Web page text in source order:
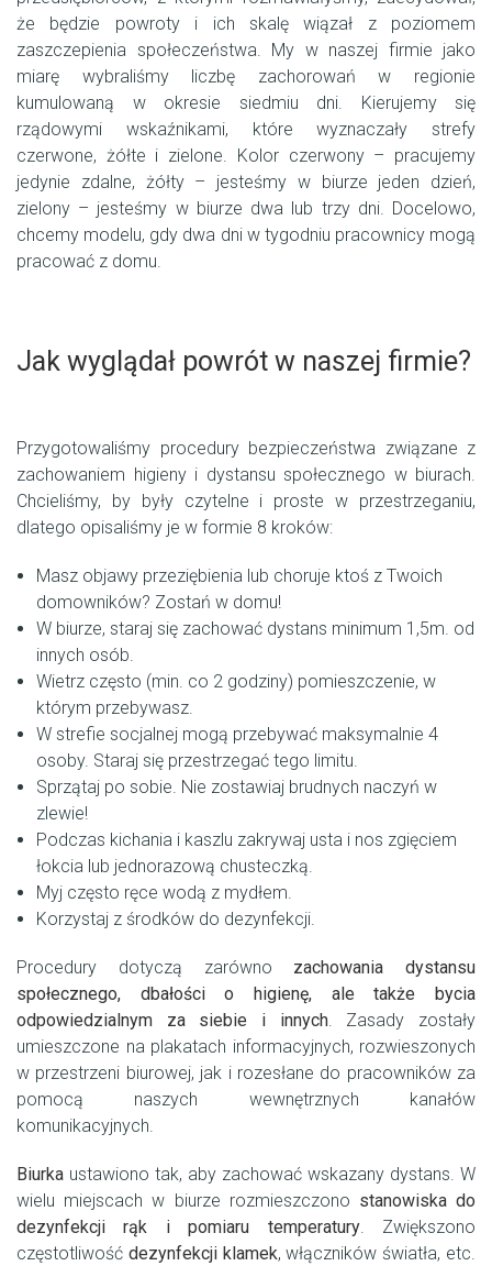
że będzie powroty i ich skalę wiązał z poziomem
zaszczepienia społeczeństwa. My w naszej firmie jako
miarę wybraliśmy liczbę zachorowań w regionie
kumulowaną w okresie siedmiu dni. Kierujemy się
rządowymi wskaźnikami, które wyznaczały strefy
czerwone, żółte i zielone. Kolor czerwony – pracujemy
jedynie zdalne, żółty – jesteśmy w biurze jeden dzień,
zielony – jesteśmy w biurze dwa lub trzy dni. Docelowo,
chcemy modelu, gdy dwa dni w tygodniu pracownicy mogą
pracować z domu.
Jak wyglądał powrót w naszej firmie?
Przygotowaliśmy procedury bezpieczeństwa związane z
zachowaniem higieny i dystansu społecznego w biurach.
Chcieliśmy, by były czytelne i proste w przestrzeganiu,
dlatego opisaliśmy je w formie 8 kroków:
Masz objawy przeziębienia lub choruje ktoś z Twoich
domowników? Zostań w domu!
W biurze, staraj się zachować dystans minimum 1,5m. od
innych osób.
Wietrz często (min. co 2 godziny) pomieszczenie, w
którym przebywasz.
W strefie socjalnej mogą przebywać maksymalnie 4
osoby. Staraj się przestrzegać tego limitu.
Sprzątaj po sobie. Nie zostawiaj brudnych naczyń w
zlewie!
Podczas kichania i kaszlu zakrywaj usta i nos zgięciem
łokcia lub jednorazową chusteczką.
Myj często ręce wodą z mydłem.
Korzystaj z środków do dezynfekcji.
Procedury dotyczą zarówno zachowania dystansu
społecznego, dbałości o higienę, ale także bycia
odpowiedzialnym za siebie i innych. Zasady zostały
umieszczone na plakatach informacyjnych, rozwieszonych
w przestrzeni biurowej, jak i rozesłane do pracowników za
pomocą naszych wewnętrznych kanałów
komunikacyjnych.
Biurka ustawiono tak, aby zachować wskazany dystans. W
wielu miejscach w biurze rozmieszczono stanowiska do
dezynfekcji rąk i pomiaru temperatury. Zwiększono
częstotliwość dezynfekcji klamek, włączników światła, etc.